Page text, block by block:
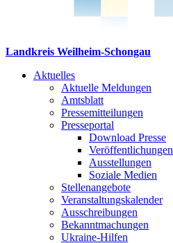
Landkreis Weilheim-Schongau
Aktuelles
Aktuelle Meldungen
Amtsblatt
Pressemitteilungen
Presseportal
Download Presse
Veröffentlichungen
Ausstellungen
Soziale Medien
Stellenangebote
Veranstaltungskalender
Ausschreibungen
Bekanntmachungen
Ukraine-Hilfen